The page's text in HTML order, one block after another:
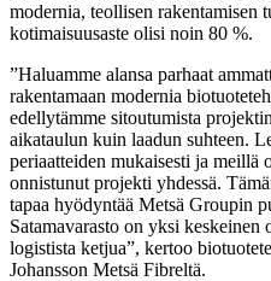
modernia, teollisen rakentamisen
kotimaisuusaste olisi noin 80 %.
”Haluamme alansa parhaat
rakentamaan modernia
edellytämme sitoutumista
aikataulun kuin laadun suhteen.
periaatteiden mukaisesti ja meillä
onnistunut projekti yhdessä.
tapaa hyödyntää Metsä Groupin
Satamavarasto on yksi keskeinen
logistista ketjua”, kertoo
Johansson Metsä Fibreltä.